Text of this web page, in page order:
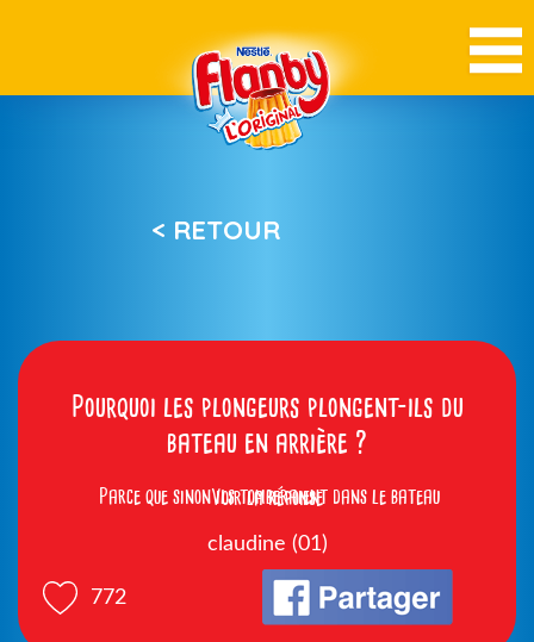
< RETOUR
Pourquoi les plongeurs plongent-ils du
bateau en arrière ?
Voir la réponse
Parce que sinon ils tomberaient dans le bateau
772
claudine (01)